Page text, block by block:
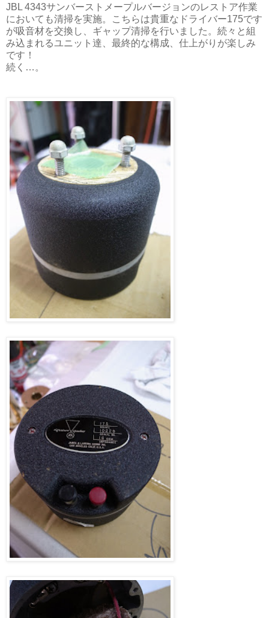
JBL 4343サンバーストメープルバージョンのレストア作業
においても清掃を実施。こちらは貴重なドライバー175です
が吸音材を交換し、ギャップ清掃を行いました。続々と組
み込まれるユニット達、最終的な構成、仕上がりが楽しみ
です！
続く…。